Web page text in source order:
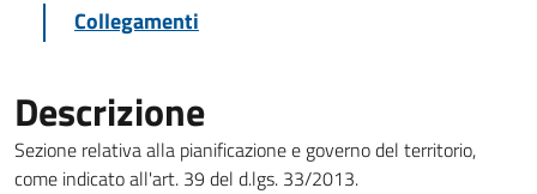
Collegamenti
Descrizione
Sezione relativa alla pianificazione e governo del territorio,
come indicato all'art. 39 del d.lgs. 33/2013.